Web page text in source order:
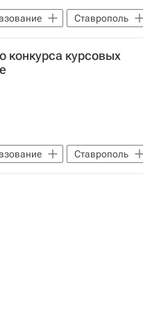
Сибирский ФО
Северная Америка
ФО
проблемы и перспективы
Ставрополь
ФО Россия
конкурса курсовых
Ставрополь
ФО Россия